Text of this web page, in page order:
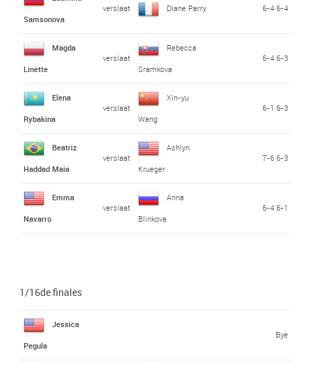
Samsonova
verslaat Diane Parry 6-4 6-4
Magda
Linette
verslaat
Rebecca
Sramkova
6-4 6-3
Elena
Rybakina
verslaat
Xin-yu
Wang
6-1 6-3
Beatriz
Haddad Maia
verslaat
Ashlyn
Krueger
7-6 6-3
Emma
Navarro
verslaat
Anna
Blinkova
6-4 6-1
1/16de finales
Jessica
Pegula
Bye